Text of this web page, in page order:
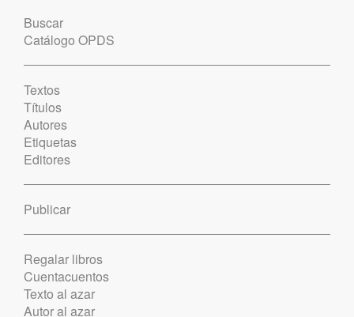
Buscar
Catálogo OPDS
Textos
Títulos
Autores
Etiquetas
Editores
Publicar
Regalar libros
Cuentacuentos
Texto al azar
Autor al azar